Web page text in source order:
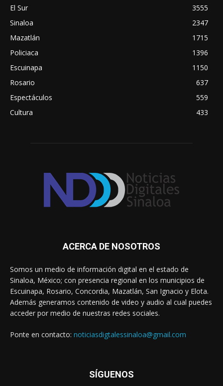
El Sur
3555
Sinaloa
2347
Mazatlán
1715
Policiaca
1396
Escuinapa
1150
Rosario
637
Espectáculos
559
Cultura
433
ACERCA DE NOSOTROS
Somos un medio de información digital en el estado de
Sinaloa, México; con presencia regional en los municipios de
Escuinapa, Rosario, Concordia, Mazatlán, San Ignacio y Elota.
Además generamos contenido de video y audio al cual puedes
acceder por medio de nuestras redes sociales.
Ponte en contacto: noticiasdigtalessinaloa@gmail.com
SÍGUENOS